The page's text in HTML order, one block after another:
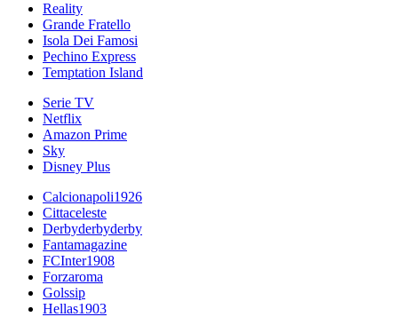
Reality
Grande Fratello
Isola Dei Famosi
Pechino Express
Temptation Island
Serie TV
Netflix
Amazon Prime
Sky
Disney Plus
Calcionapoli1926
Cittaceleste
Derbyderbyderby
Fantamagazine
FCInter1908
Forzaroma
Golssip
Hellas1903